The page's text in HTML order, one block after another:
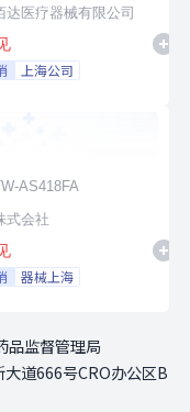
达医疗器械有限公司
上海公司
AS418FA
式会社
器械上海
品监督管理局
道666号CRO办公区B